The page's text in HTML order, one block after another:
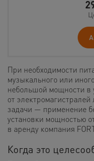
При необходимости
музыкального или
небольшой мощности в
от
задачи — применение
установки мощностью
в аренду компания
Когда это